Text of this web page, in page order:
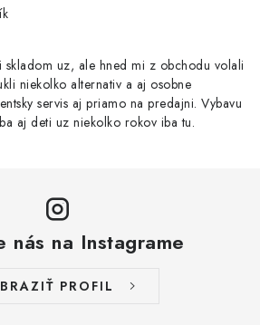
uz, ale hned mi z obchodu volali
niekolko alternativ a aj osobne
servis aj priamo na predajni. Vybavu
aj deti uz niekolko rokov iba tu.
nás na Instagrame
PROFIL